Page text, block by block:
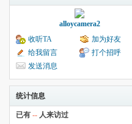
alloycamera2
收听TA
加为好友
给我留言
打个招呼
发送消息
统计信息
已有 -- 人来访过